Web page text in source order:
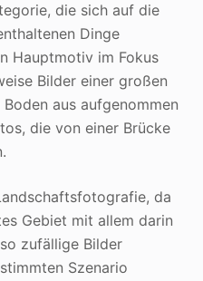
die sich auf die
Dinge
Hauptmotiv im Fokus
Bilder einer großen
aus aufgenommen
die von einer Brücke
da
Gebiet mit allem darin
zufällige Bilder
Szenario